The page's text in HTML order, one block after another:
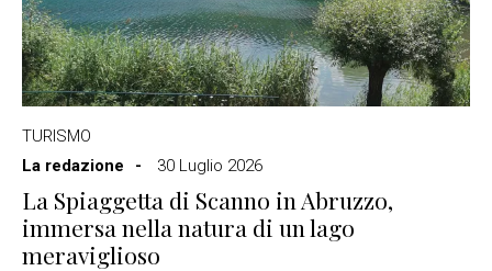
TURISMO
La redazione
30 Luglio 2026
La Spiaggetta di Scanno in Abruzzo,
immersa nella natura di un lago
meraviglioso